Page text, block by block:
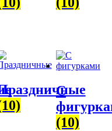
С
(10)